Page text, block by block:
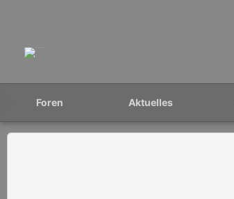
Foren Aktuelles